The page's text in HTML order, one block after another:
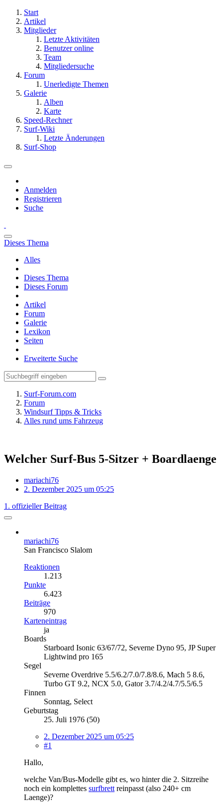
Start
Artikel
Mitglieder
Letzte Aktivitäten
Benutzer online
Team
Mitgliedersuche
Forum
Unerledigte Themen
Galerie
Alben
Karte
Speed-Rechner
Surf-Wiki
Letzte Änderungen
Surf-Shop
Anmelden
Registrieren
Suche
Dieses Thema
Alles
Dieses Thema
Dieses Forum
Artikel
Forum
Galerie
Lexikon
Seiten
Erweiterte Suche
Surf-Forum.com
Forum
Windsurf Tipps & Tricks
Alles rund ums Fahrzeug
Welcher Surf-Bus 5-Sitzer + Boardlaenge
mariachi76
2. Dezember 2025 um 05:25
1. offizieller Beitrag
mariachi76
San Francisco Slalom
Reaktionen
1.213
Punkte
6.423
Beiträge
970
Karteneintrag
ja
Boards
Starboard Isonic 63/67/72, Severne Dyno 95, JP Super
Lightwind pro 165
Segel
Severne Overdrive 5.5/6.2/7.0/7.8/8.6, Mach 5 8.6,
Turbo GT 9.2, NCX 5.0, Gator 3.7/4.2/4.7/5.5/6.5
Finnen
Sonntag, Select
Geburtstag
25. Juli 1976 (50)
2. Dezember 2025 um 05:25
#1
Hallo,
welche Van/Bus-Modelle gibt es, wo hinter die 2. Sitzreihe
noch ein komplettes surfbrett reinpasst (also 240+ cm
Laenge)?